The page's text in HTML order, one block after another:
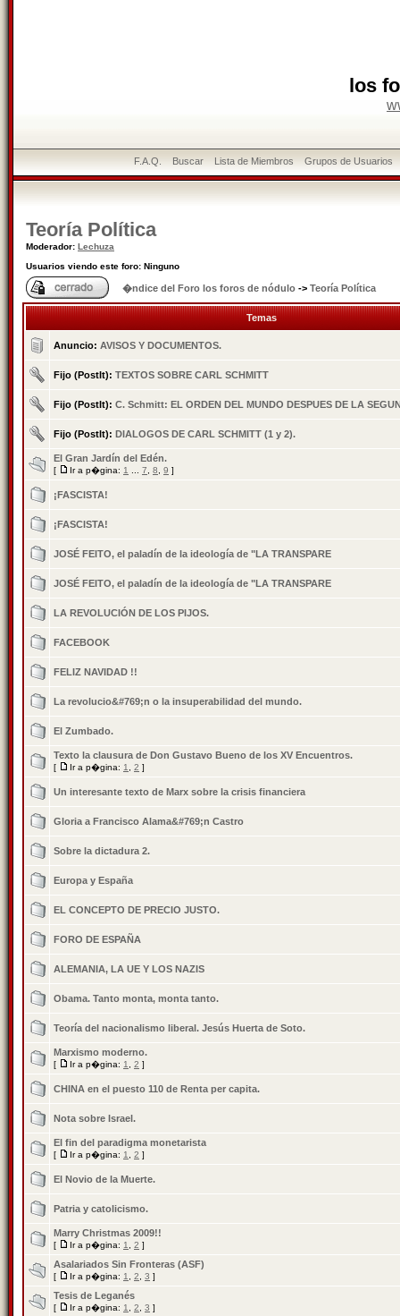
los
F.A.Q. Buscar Lista de Miembros Grupos de Usuarios
Teoría Política
Moderador: Lechuza
Usuarios viendo este foro: Ninguno
�ndice del Foro los foros de nódulo -> Teoría Política
Temas
Anuncio: AVISOS Y DOCUMENTOS.
Fijo (PostIt): TEXTOS SOBRE CARL SCHMITT
Fijo (PostIt): C. Schmitt: EL ORDEN DEL MUNDO DESPUES DE LA
Fijo (PostIt): DIALOGOS DE CARL SCHMITT (1 y 2).
El Gran Jardín del Edén.
[ Ir a p�gina: 1 7 8 9 ]
¡FASCISTA!
¡FASCISTA!
JOSÉ FEITO, el paladín de la ideología de "LA TRANSPARE
JOSÉ FEITO, el paladín de la ideología de "LA TRANSPARE
LA REVOLUCIÓN DE LOS PIJOS.
FACEBOOK
FELIZ NAVIDAD !!
La revolucio&#769;n o la insuperabilidad del mundo.
El Zumbado.
Texto la clausura de Don Gustavo Bueno de los XV Encuentros.
[ Ir a p�gina: 1 2 ]
Un interesante texto de Marx sobre la crisis financiera
Gloria a Francisco Alama&#769;n Castro
Sobre la dictadura 2.
Europa y España
EL CONCEPTO DE PRECIO JUSTO.
FORO DE ESPAÑA
ALEMANIA, LA UE Y LOS NAZIS
Obama. Tanto monta, monta tanto.
Teoría del nacionalismo liberal. Jesús Huerta de Soto.
Marxismo moderno.
[ Ir a p�gina: 1 2 ]
CHINA en el puesto 110 de Renta per capita.
Nota sobre Israel.
El fin del paradigma monetarista
[ Ir a p�gina: 1 2 ]
El Novio de la Muerte.
Patria y catolicismo.
Marry Christmas 2009!!
[ Ir a p�gina: 1 2 ]
Asalariados Sin Fronteras (ASF)
[ Ir a p�gina: 1 2 3 ]
Tesis de Leganés
[ Ir a p�gina: 1 2 3 ]